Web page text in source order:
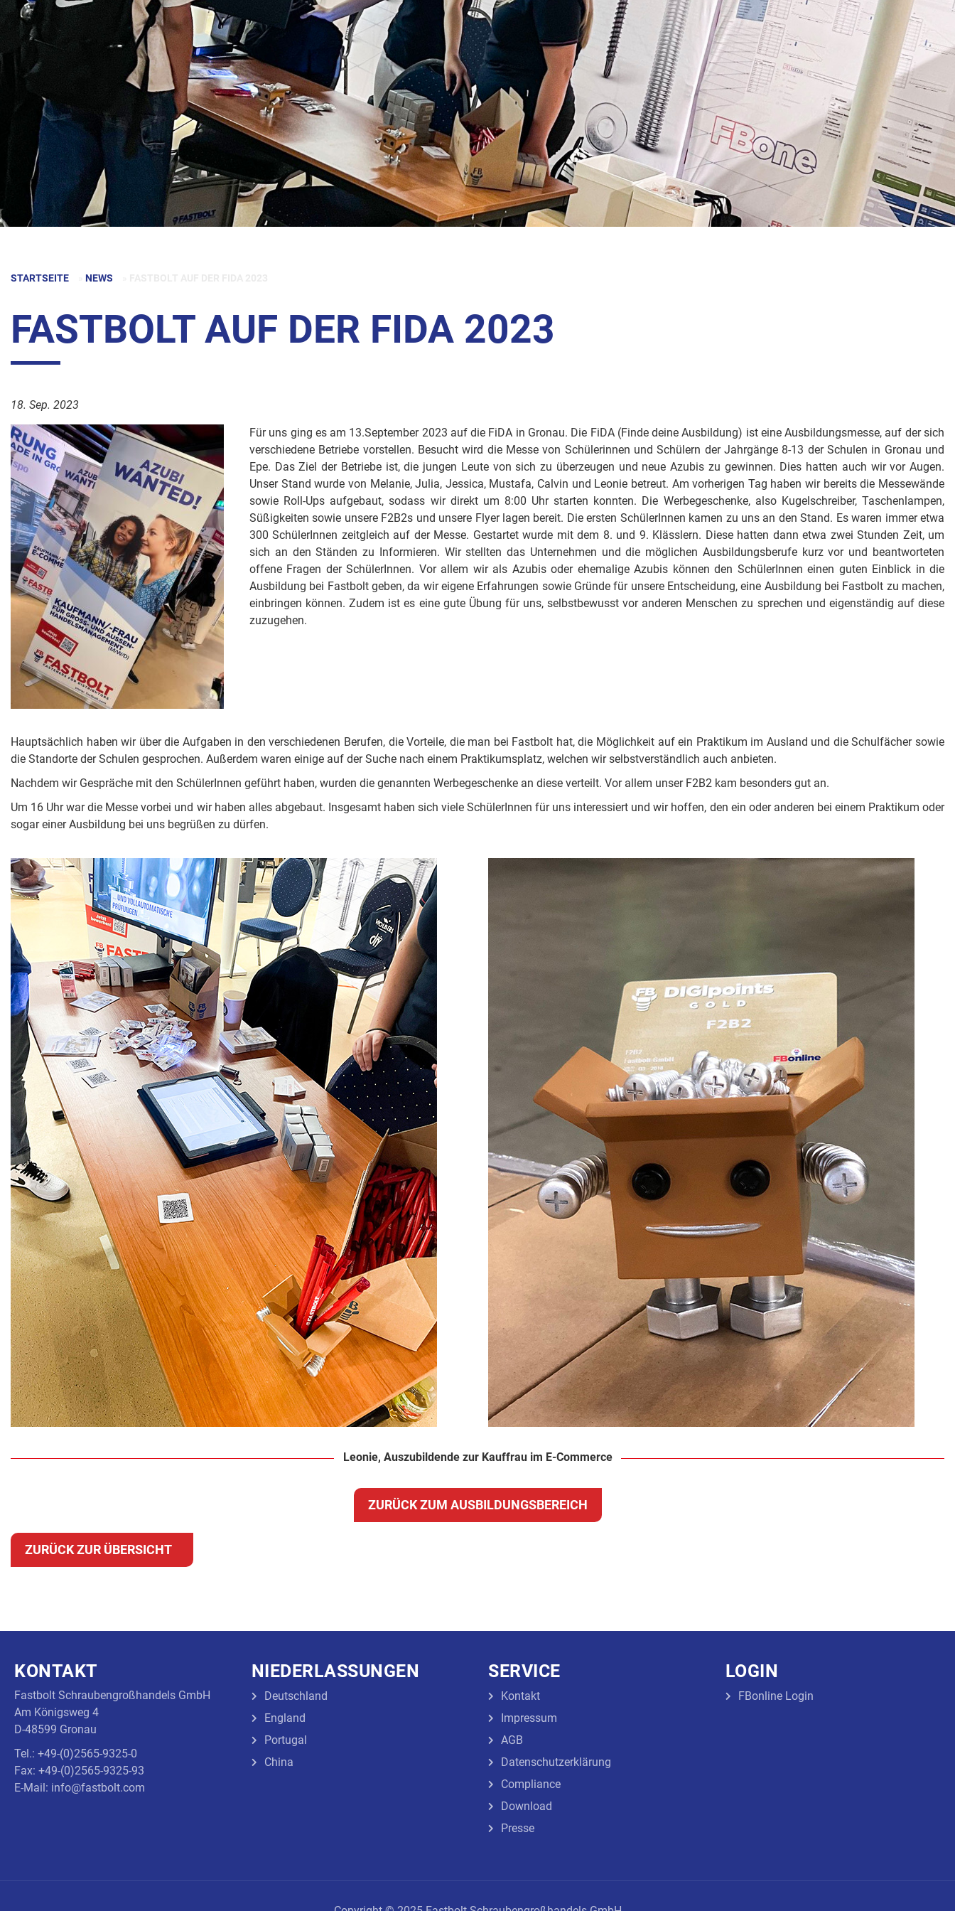
STARTSEITE NEWS
FASTBOLT AUF DER FIDA 2023
18. Sep. 2023
Für uns ging es am 13.September 2023 auf die FiDA in Gronau. Die FiDA (Finde deine Ausbildung) ist eine Ausbildungsmesse, auf der sich
verschiedene Betriebe vorstellen. Besucht wird die Messe von Schülerinnen und Schülern der Jahrgänge 8-13 der Schulen in Gronau und
Epe. Das Ziel der Betriebe ist, die jungen Leute von sich zu überzeugen und neue Azubis zu gewinnen. Dies hatten auch wir vor Augen.
Unser Stand wurde von Melanie, Julia, Jessica, Mustafa, Calvin und Leonie betreut. Am vorherigen Tag haben wir bereits die Messewände
sowie Roll-Ups aufgebaut, sodass wir direkt um 8:00 Uhr starten konnten. Die Werbegeschenke, also Kugelschreiber, Taschenlampen,
Süßigkeiten sowie unsere F2B2s und unsere Flyer lagen bereit. Die ersten SchülerInnen kamen zu uns an den Stand. Es waren immer etwa
300 SchülerInnen zeitgleich auf der Messe. Gestartet wurde mit dem 8. und 9. Klässlern. Diese hatten dann etwa zwei Stunden Zeit, um
sich an den Ständen zu Informieren. Wir stellten das Unternehmen und die möglichen Ausbildungsberufe kurz vor und beantworteten
offene Fragen der SchülerInnen. Vor allem wir als Azubis oder ehemalige Azubis können den SchülerInnen einen guten Einblick in die
Ausbildung bei Fastbolt geben, da wir eigene Erfahrungen sowie Gründe für unsere Entscheidung, eine Ausbildung bei Fastbolt zu machen,
einbringen können. Zudem ist es eine gute Übung für uns, selbstbewusst vor anderen Menschen zu sprechen und eigenständig auf diese
zuzugehen.
Hauptsächlich haben wir über die Aufgaben in den verschiedenen Berufen, die Vorteile, die man bei Fastbolt hat, die Möglichkeit auf ein Praktikum im Ausland und die Schulfächer sowie
die Standorte der Schulen gesprochen. Außerdem waren einige auf der Suche nach einem Praktikumsplatz, welchen wir selbstverständlich auch anbieten.
Nachdem wir Gespräche mit den SchülerInnen geführt haben, wurden die genannten Werbegeschenke an diese verteilt. Vor allem unser F2B2 kam besonders gut an.
Um 16 Uhr war die Messe vorbei und wir haben alles abgebaut. Insgesamt haben sich viele SchülerInnen für uns interessiert und wir hoffen, den ein oder anderen bei einem Praktikum oder
sogar einer Ausbildung bei uns begrüßen zu dürfen.
Leonie, Auszubildende zur Kauffrau im E-Commerce
ZURÜCK ZUM AUSBILDUNGSBEREICH
ZURÜCK ZUR ÜBERSICHT
KONTAKT
Fastbolt Schraubengroßhandels GmbH
Am Königsweg 4
D-48599 Gronau
Tel.: +49-(0)2565-9325-0
Fax: +49-(0)2565-9325-93
E-Mail: info@fastbolt.com
NIEDERLASSUNGEN
Deutschland
England
Portugal
China
SERVICE
Kontakt
Impressum
AGB
Datenschutzerklärung
Compliance
Download
Presse
LOGIN
FBonline Login